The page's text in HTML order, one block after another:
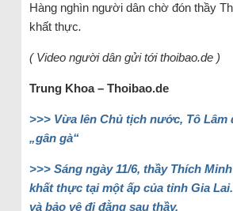
Hàng nghìn người dân chờ đón thầy
khất thực.
( Video người dân gửi tới thoibao.de )
Trung Khoa – Thoibao.de
>>> Vừa lên Chủ tịch nước, Tô Lâm
„gân gà“
>>> Sáng ngày 11/6, thầy Thích
khất thực tại một ấp của tỉnh Gia
và bảo vệ đi đằng sau thầy.